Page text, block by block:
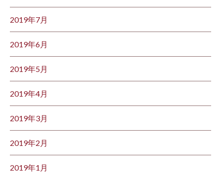
2019年7月
2019年6月
2019年5月
2019年4月
2019年3月
2019年2月
2019年1月